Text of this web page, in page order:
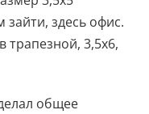
здесь офис.
трапезной, 3,5х6,
общее